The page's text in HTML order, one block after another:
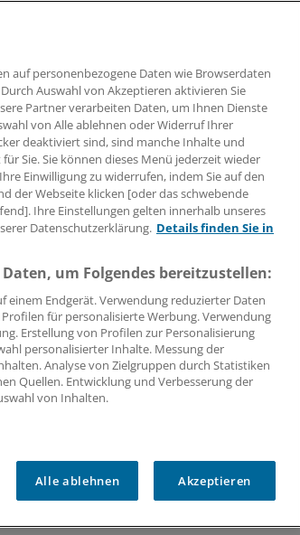
Drogenpolitik zu überprüfen, bei der
ein Vorstoß der Opposition für einen
bestehenden Instrumente der
lassen. Die Koalition von CDU und SPD
auf personenbezogene Daten wie Browserdaten
Auswahl von Akzeptieren aktivieren Sie
Partner verarbeiten Daten, um Ihnen Dienste
von Alle ablehnen oder Widerruf Ihrer
deaktiviert sind, sind manche Inhalte und
Sie. Sie können dieses Menü jederzeit wieder
Einwilligung zu widerrufen, indem Sie auf den
der Webseite klicken [oder das schwebende
Ihre Einstellungen gelten innerhalb unseres
Datenschutzerklärung. Details finden Sie in
um Folgendes bereitzustellen:
Endgerät. Verwendung reduzierter Daten
für personalisierte Werbung. Verwendung
Erstellung von Profilen zur Personalisierung
personalisierter Inhalte. Messung der
Analyse von Zielgruppen durch Statistiken
Quellen. Entwicklung und Verbesserung der
von Inhalten.
Alle ablehnen Akzeptieren